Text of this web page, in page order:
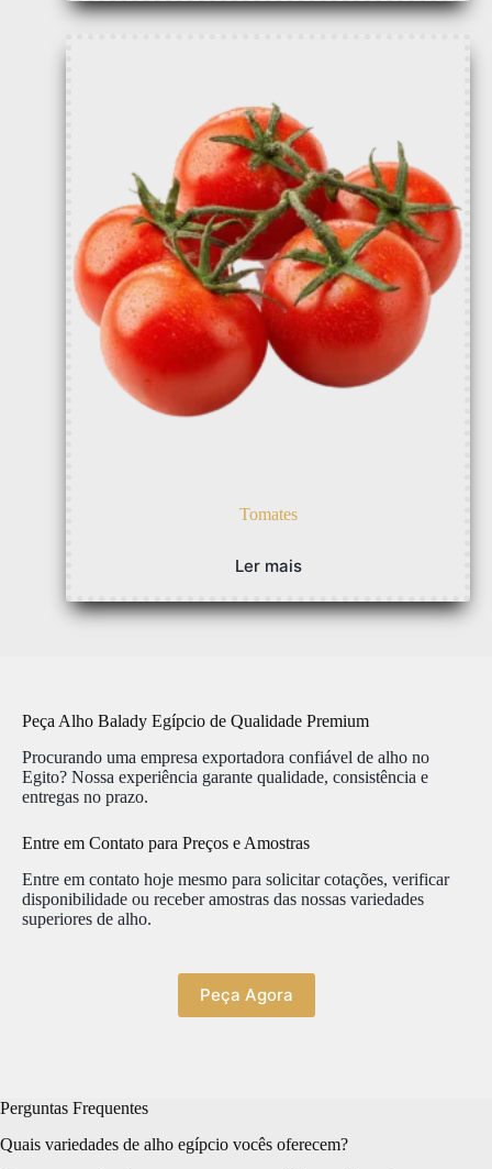
Tomates
Ler mais
Peça Alho Balady Egípcio de Qualidade Premium
Procurando uma empresa exportadora confiável de alho no
Egito? Nossa experiência garante qualidade, consistência e
entregas no prazo.
Entre em Contato para Preços e Amostras
Entre em contato hoje mesmo para solicitar cotações, verificar
disponibilidade ou receber amostras das nossas variedades
superiores de alho.
Peça Agora
Perguntas Frequentes
Quais variedades de alho egípcio vocês oferecem?